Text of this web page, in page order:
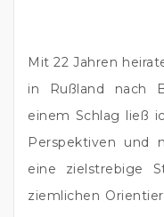
Mit 22 Jahren
in Rußland nach
einem Schlag ließ
Perspektiven und
eine zielstrebige
ziemlichen